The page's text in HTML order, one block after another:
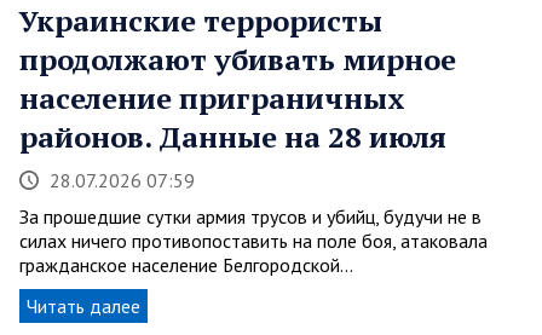
Украинские террористы
продолжают убивать мирное
население приграничных
районов. Данные на 28 июля
28.07.2026 07:59
За прошедшие сутки армия трусов и убийц, будучи не в
силах ничего противопоставить на поле боя, атаковала
гражданское население Белгородской…
Читать далее